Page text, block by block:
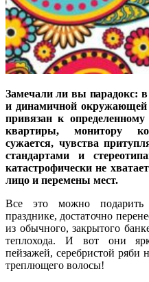
Замечали ли вы парадокс:
и динамичной окружающей
привязан к
квартиры, монитору
сужается, чувства
стандартами и
катастрофически не
лицо и перемены мест.
Все это можно подарить
празднике, достаточно
из обычного, закрытого
теплохода. И вот они
пейзажей, серебристой ряби
треплющего волосы!